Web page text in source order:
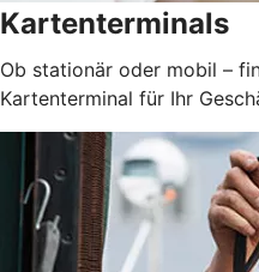
Kartenterminals
Ob stationär oder mobil –
Kartenterminal für Ihr